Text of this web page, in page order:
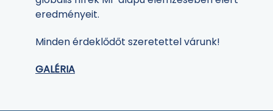
eredményeit.
Minden érdeklődőt szeretettel várunk!
GALÉRIA